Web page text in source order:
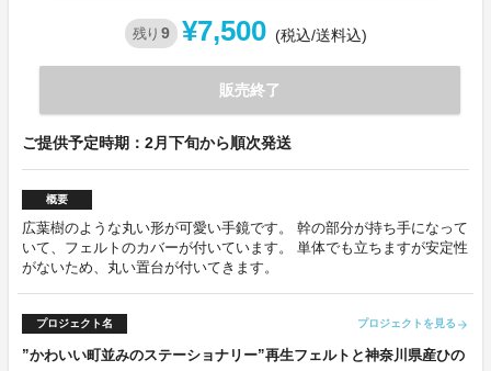
残り 9 ¥7,500 (税込/送料込)
販売終了
ご提供予定時期：2月下旬から順次発送
概要
広葉樹のような丸い形が可愛い手鏡です。 幹の部分が持ち手になって
いて、フェルトのカバーが付いています。 単体でも立ちますが安定性
がないため、丸い置台が付いてきます。
プロジェクト名 プロジェクトを見る arrow_forward
”かわいい町並みのステーショナリー”再生フェルトと神奈川県産ひの